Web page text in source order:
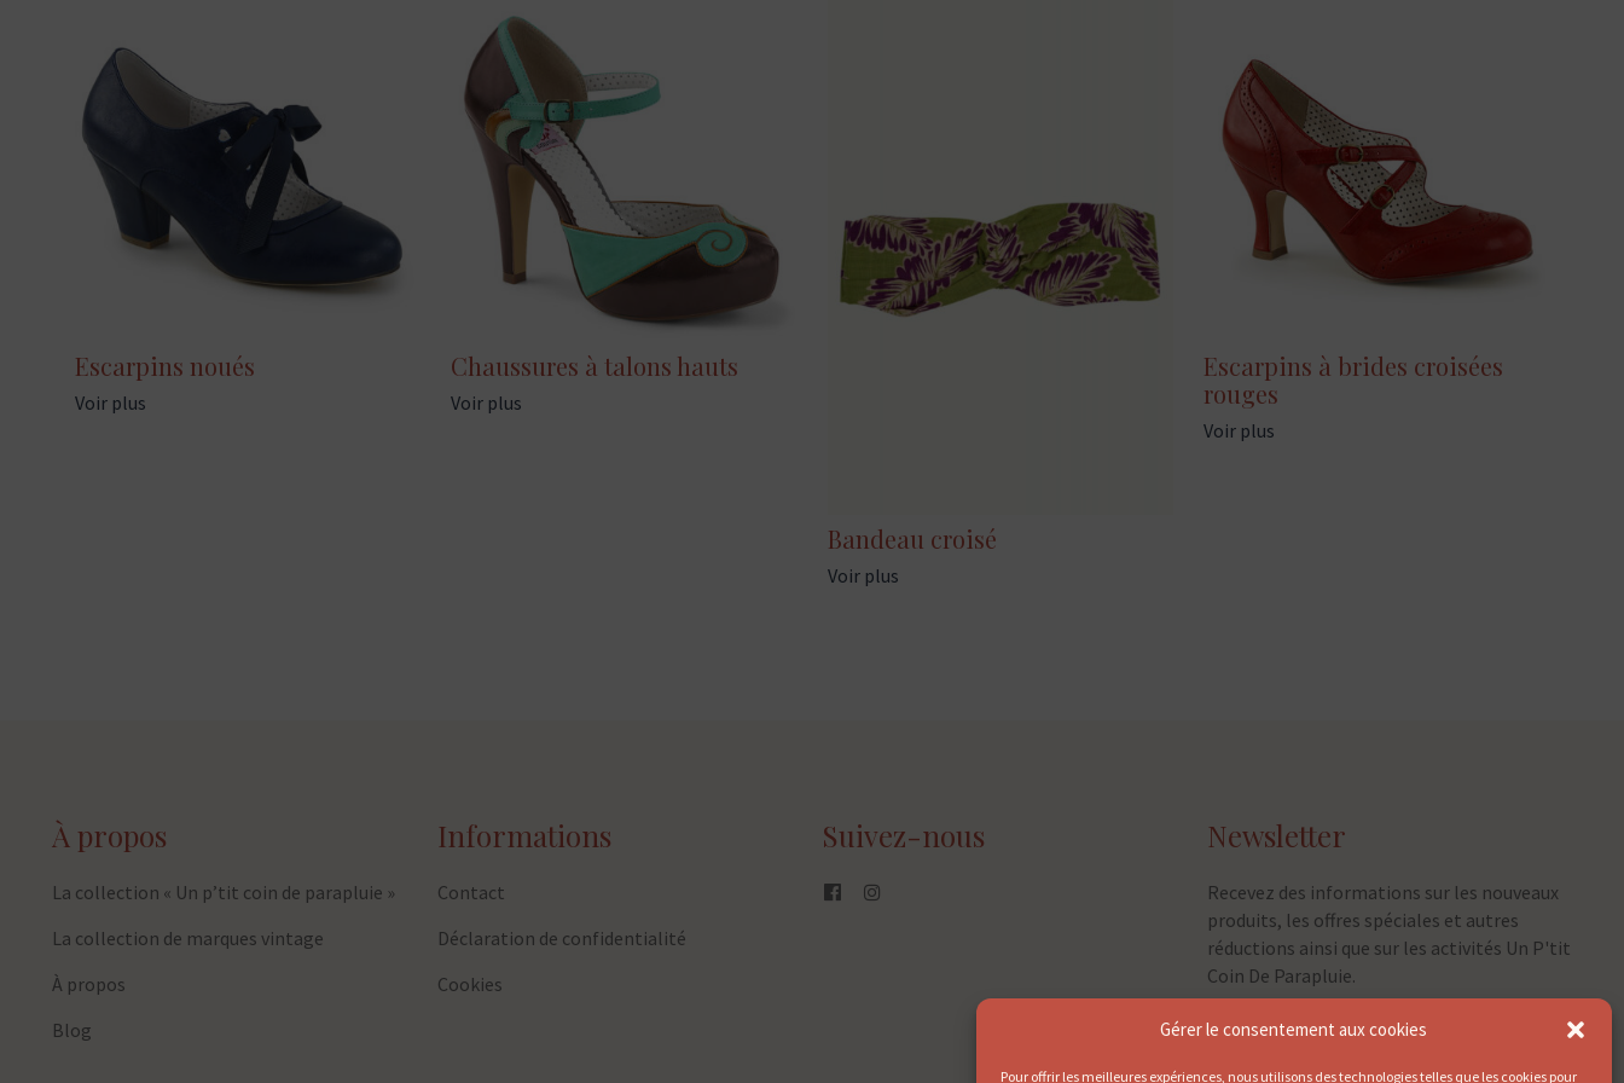
Gérer le consentement aux cookies
Pour offrir les meilleures expériences, nous utilisons des technologies telles que les cookies pour
Escarpins noués
Voir plus
Chaussures à talons hauts
Voir plus
Bandeau croisé
Voir plus
Escarpins à brides croisées
rouges
Voir plus
À propos
La collection « Un p’tit coin de parapluie »
La collection de marques vintage
À propos
Blog
Informations
Contact
Déclaration de confidentialité
Cookies
Suivez-nous Newsletter
Recevez des informations sur les nouveaux
produits, les offres spéciales et autres
réductions ainsi que sur les activités Un P'tit
Coin De Parapluie.
⇀